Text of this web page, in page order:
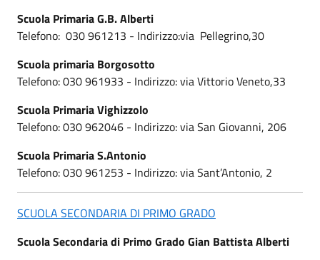
Scuola Primaria G.B. Alberti
Telefono: 030 961213 - Indirizzo:via Pellegrino,30
Scuola primaria Borgosotto
Telefono: 030 961933 - Indirizzo: via Vittorio Veneto,33
Scuola Primaria Vighizzolo
Telefono: 030 962046 - Indirizzo: via San Giovanni, 206
Scuola Primaria S.Antonio
Telefono: 030 961253 - Indirizzo: via Sant’Antonio, 2
SCUOLA SECONDARIA DI PRIMO GRADO
Scuola Secondaria di Primo Grado Gian Battista Alberti